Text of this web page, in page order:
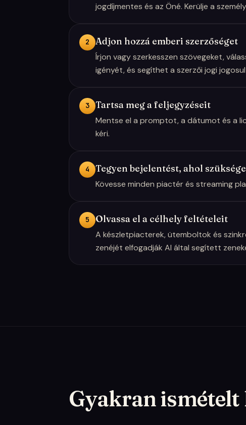
jogdíjmentes és az Öné. Kerülje a
2 Adjon hozzá emberi szerzőséget
Írjon vagy szerkesszen szövegeket,
igényét, és segíthet a szerzői jogi
3 Tartsa meg a feljegyzéseit
Mentse el a promptot, a dátumot és a
kéri.
4 Tegyen bejelentést, ahol
Kövesse minden piactér és streaming
5 Olvassa el a célhely feltételeit
A készletpiacterek, ütemboltok és
zenéjét elfogadják AI által segített
Gyakran ismételt